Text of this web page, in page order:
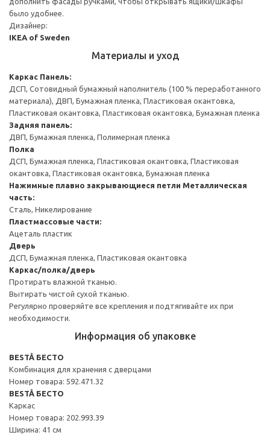
было удобнее.
Дизайнер:
IKEA of Sweden
Материалы и уход
Каркас Панель:
ДСП, Сотовидный бумажный наполнитель (100 % переработанного
материала), ДВП, Бумажная пленка, Пластиковая окантовка,
Пластиковая окантовка, Пластиковая окантовка, Бумажная пленка
Задняя панель:
ДВП, Бумажная пленка, Полимерная пленка
Полка
ДСП, Бумажная пленка, Пластиковая окантовка, Пластиковая
окантовка, Пластиковая окантовка, Бумажная пленка
Нажимные плавно закрывающиеся петли Металлическая
часть:
Сталь, Никелирование
Пластмассовые части:
Ацеталь пластик
Дверь
ДСП, Бумажная пленка, Пластиковая окантовка
Каркас/полка/дверь
Протирать влажной тканью.
Вытирать чистой сухой тканью.
Регулярно проверяйте все крепления и подтягивайте их при
необходимости.
Информация об упаковке
BESTÅ БЕСТО
Комбинация для хранения с дверцами
Номер товара: 592.471.32
BESTÅ БЕСТО
Каркас
Номер товара: 202.993.39
Ширина: 41 см